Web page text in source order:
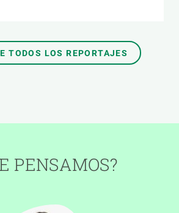
TODOS LOS REPORTAJES
PENSAMOS?